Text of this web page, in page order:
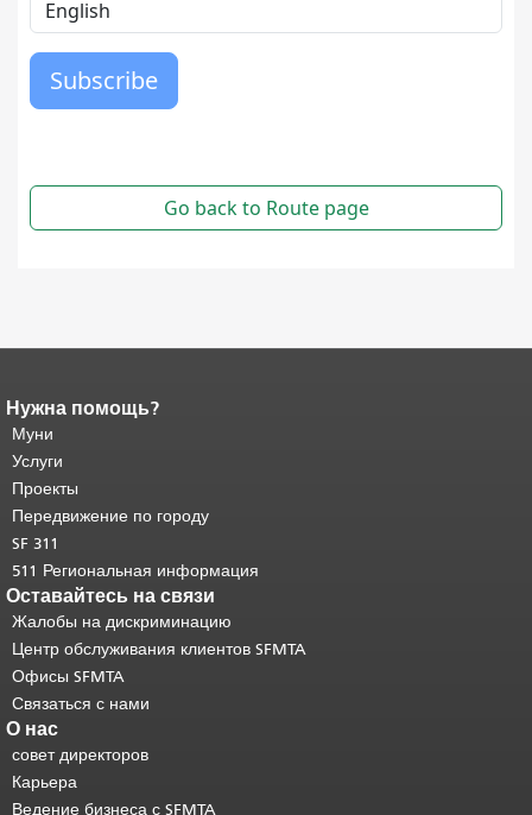
Конец содержимого
страницы.
страницы повторяется на каждой
странице.
основного содержимого .
Нужна помощь?
Муни
Услуги
Проекты
Передвижение по городу
SF 311
511 Региональная информация
Оставайтесь на связи
Жалобы на дискриминацию
Центр обслуживания клиентов SFMTA
Офисы SFMTA
Связаться с нами
О нас
совет директоров
Карьера
Ведение бизнеса с SFMTA